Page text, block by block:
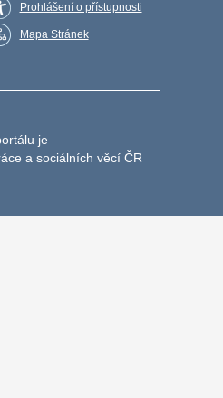
Prohlášení o přístupnosti
Mapa Stránek
je
a sociálních věcí ČR